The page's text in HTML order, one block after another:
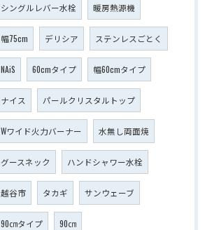
シングルレバー水栓 暖房熱源機
幅75cm デリシア ステンレスごとく
NAiS 60cmタイプ 幅60cmタイプ
ナイス パールクリスタルトップ
Wワイド火力バーナー 水無し両面焼
グースネック ハンドシャワー水栓
越谷市 タカギ サンウェーブ
90㎝タイプ 90㎝